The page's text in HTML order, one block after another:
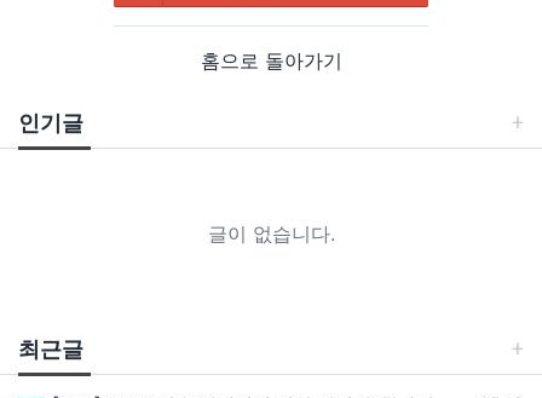
홈으로 돌아가기
인기글
글이 없습니다.
최근글